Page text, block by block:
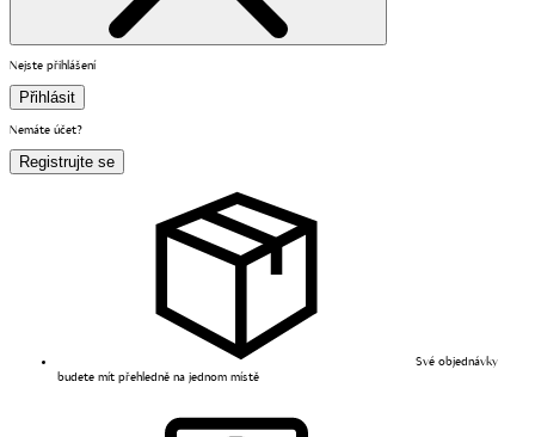
Nejste přihlášení
Přihlásit
Nemáte účet?
Registrujte se
Své objednávky
budete mít přehledně na jednom místě